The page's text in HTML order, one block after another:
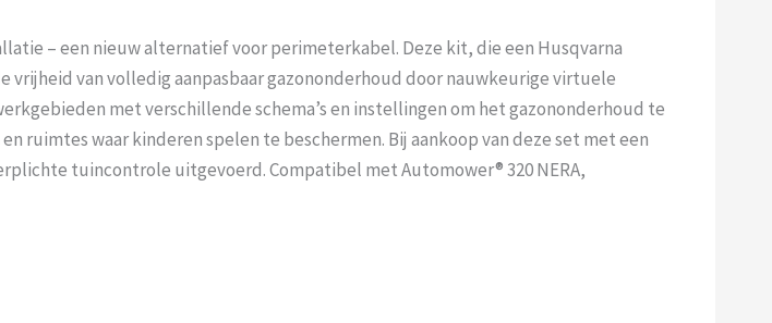
– een nieuw alternatief voor perimeterkabel. Deze kit, die een Husqvarna
van volledig aanpasbaar gazononderhoud door nauwkeurige virtuele
met verschillende schema’s en instellingen om het gazononderhoud te
ruimtes waar kinderen spelen te beschermen. Bij aankoop van deze set met een
tuincontrole uitgevoerd. Compatibel met Automower® 320 NERA,